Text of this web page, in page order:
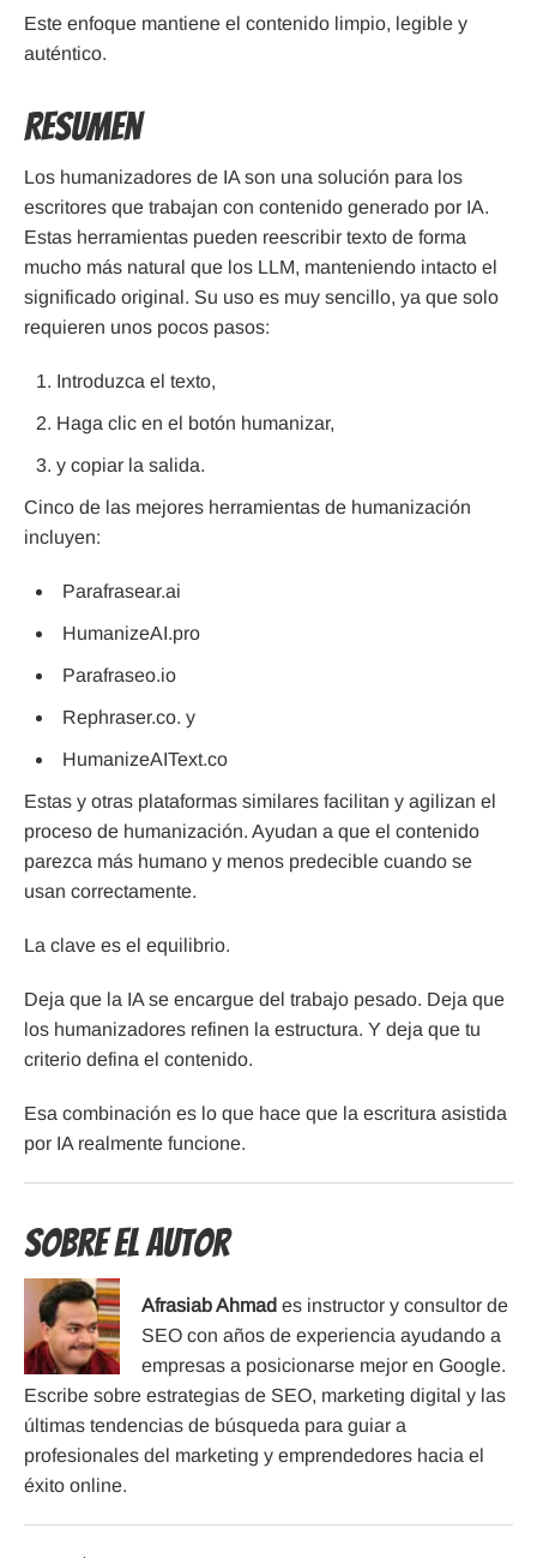
Este enfoque mantiene el contenido limpio, legible y
auténtico.
Resumen
Los humanizadores de IA son una solución para los
escritores que trabajan con contenido generado por IA.
Estas herramientas pueden reescribir texto de forma
mucho más natural que los LLM, manteniendo intacto el
significado original. Su uso es muy sencillo, ya que solo
requieren unos pocos pasos:
Introduzca el texto,
Haga clic en el botón humanizar,
y copiar la salida.
Cinco de las mejores herramientas de humanización
incluyen:
Parafrasear.ai
HumanizeAI.pro
Parafraseo.io
Rephraser.co. y
HumanizeAIText.co
Estas y otras plataformas similares facilitan y agilizan el
proceso de humanización. Ayudan a que el contenido
parezca más humano y menos predecible cuando se
usan correctamente.
La clave es el equilibrio.
Deja que la IA se encargue del trabajo pesado. Deja que
los humanizadores refinen la estructura. Y deja que tu
criterio defina el contenido.
Esa combinación es lo que hace que la escritura asistida
por IA realmente funcione.
Sobre el Autor
Afrasiab Ahmad es instructor y consultor de
SEO con años de experiencia ayudando a
empresas a posicionarse mejor en Google.
Escribe sobre estrategias de SEO, marketing digital y las
últimas tendencias de búsqueda para guiar a
profesionales del marketing y emprendedores hacia el
éxito online.